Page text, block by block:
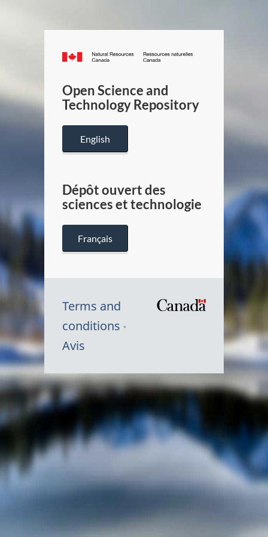
Canada.ca
/
Canada
Open Science and
Technology Repository
English
Dépôt ouvert des
sciences et technologie
Français
Terms and
conditions
Avis
Symbole
du
Canada